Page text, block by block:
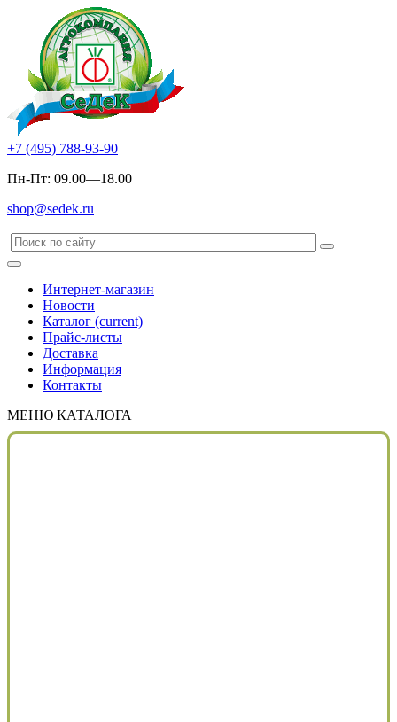
+7 (495) 788-93-90
Пн-Пт: 09.00—18.00
shop@sedek.ru
Интернет-магазин
Новости
Каталог (current)
Прайс-листы
Доставка
Информация
Контакты
МЕНЮ КАТАЛОГА